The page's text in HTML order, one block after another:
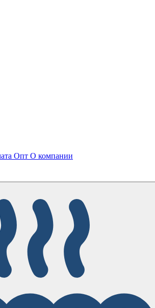
Опт О компании